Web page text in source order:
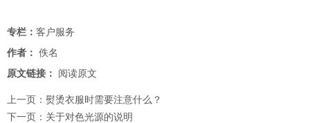
专栏： 客户服务
作者： 佚名
原文链接：
阅读原文
上一页： 熨烫衣服时需要注意什么？
下一页： 关于对色光源的说明